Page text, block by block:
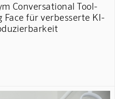
Conversational Tool-
Face für verbesserte KI-